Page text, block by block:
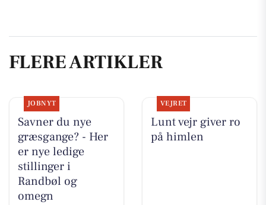
FLERE ARTIKLER
JOBNYT
Savner du nye
græsgange? - Her
er nye ledige
stillinger i
Randbøl og
omegn
VEJRET
Lunt vejr giver ro
på himlen